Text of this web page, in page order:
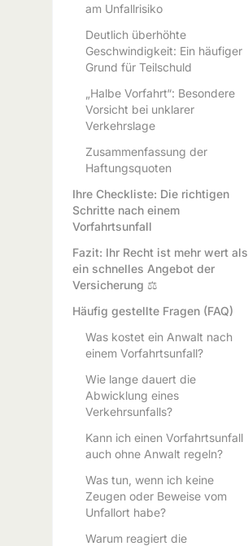
am Unfallrisiko
Deutlich überhöhte
Geschwindigkeit: Ein häufiger
Grund für Teilschuld
„Halbe Vorfahrt“: Besondere
Vorsicht bei unklarer
Verkehrslage
Zusammenfassung der
Haftungsquoten
Ihre Checkliste: Die richtigen
Schritte nach einem
Vorfahrtsunfall
Fazit: Ihr Recht ist mehr wert als
ein schnelles Angebot der
Versicherung ⚖️
Häufig gestellte Fragen (FAQ)
Was kostet ein Anwalt nach
einem Vorfahrtsunfall?
Wie lange dauert die
Abwicklung eines
Verkehrsunfalls?
Kann ich einen Vorfahrtsunfall
auch ohne Anwalt regeln?
Was tun, wenn ich keine
Zeugen oder Beweise vom
Unfallort habe?
Warum reagiert die